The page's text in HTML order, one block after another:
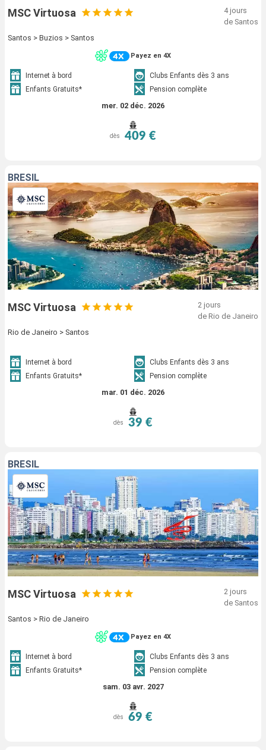
MSC Virtuosa
4 jours
de Santos
Santos > Buzios > Santos
Payez en 4X
Internet à bord
Clubs Enfants dès 3 ans
Enfants Gratuits*
Pension complète
mer. 02 déc. 2026
dès 409 €
BRÉSIL
MSC Virtuosa
2 jours
de Rio de Janeiro
Rio de Janeiro > Santos
Internet à bord
Clubs Enfants dès 3 ans
Enfants Gratuits*
Pension complète
mar. 01 déc. 2026
dès 39 €
BRÉSIL
MSC Virtuosa
2 jours
de Santos
Santos > Rio de Janeiro
Payez en 4X
Internet à bord
Clubs Enfants dès 3 ans
Enfants Gratuits*
Pension complète
sam. 03 avr. 2027
dès 69 €